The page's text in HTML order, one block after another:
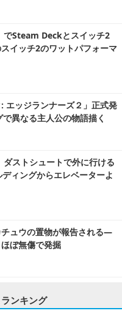
でSteam Deckとスイッチ2
イッチ2のワットパフォーマ
エッジランナーズ２」正式発
異なる主人公の物語描く
ダストシュートで外に行ける
ィングからエレベーターよ
ュウの置物が報告される―
ぼ無傷で発掘
ンキング